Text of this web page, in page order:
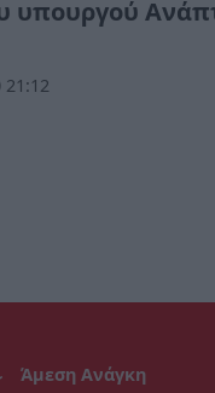
υπουργού
21:12
Άμεση Ανάγκη